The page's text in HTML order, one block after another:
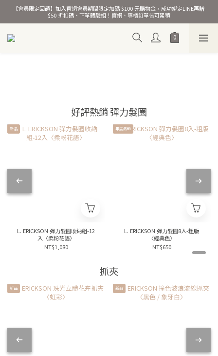
熱銷千萬條彈力髮圈！
【會員限定回饋】加入官網會員期間限定加碼 $100 元購物金，成功綁定LINE再贈
$50 折扣碼、下單體驗組！官網、專櫃訂單皆可累積
熱銷千萬條彈力髮圈！
好評熱銷 彈力髮圈
新品
L. ERICKSON 彈力髮圈收納組-12
入〈柔粉花語〉
NT$1,080
年度熱銷
L. ERICKSON 彈力髮圈8入-粗版
〈經典色〉
NT$650
抓夾
新品 新品